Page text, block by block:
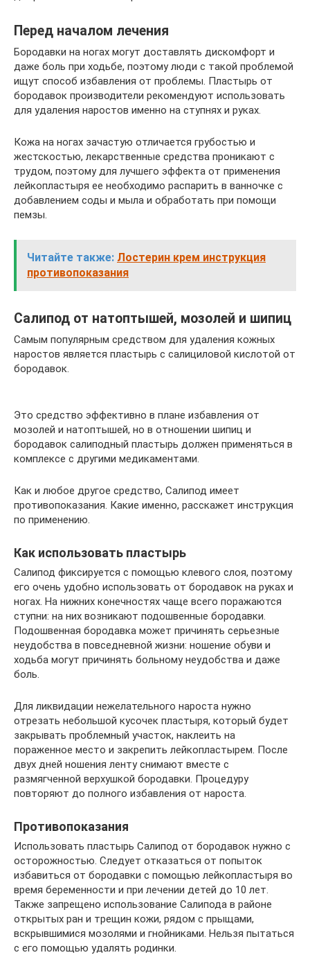
Перед началом лечения
Бородавки на ногах могут доставлять дискомфорт и
даже боль при ходьбе, поэтому люди с такой проблемой
ищут способ избавления от проблемы. Пластырь от
бородавок производители рекомендуют использовать
для удаления наростов именно на ступнях и руках.
Кожа на ногах зачастую отличается грубостью и
жестскостью, лекарственные средства проникают с
трудом, поэтому для лучшего эффекта от применения
лейкопластыря ее необходимо распарить в ванночке с
добавлением соды и мыла и обработать при помощи
пемзы.
Читайте также: Лостерин крем инструкция
противопоказания
Салипод от натоптышей, мозолей и шипиц
Самым популярным средством для удаления кожных
наростов является пластырь с салициловой кислотой от
бородавок.
Это средство эффективно в плане избавления от
мозолей и натоптышей, но в отношении шипиц и
бородавок салиподный пластырь должен применяться в
комплексе с другими медикаментами.
Как и любое другое средство, Салипод имеет
противопоказания. Какие именно, расскажет инструкция
по применению.
Как использовать пластырь
Салипод фиксируется с помощью клевого слоя, поэтому
его очень удобно использовать от бородавок на руках и
ногах. На нижних конечностях чаще всего поражаются
ступни: на них возникают подошвенные бородавки.
Подошвенная бородавка может причинять серьезные
неудобства в повседневной жизни: ношение обуви и
ходьба могут причинять больному неудобства и даже
боль.
Для ликвидации нежелательного нароста нужно
отрезать небольшой кусочек пластыря, который будет
закрывать проблемный участок, наклеить на
пораженное место и закрепить лейкопластырем. После
двух дней ношения ленту снимают вместе с
размягченной верхушкой бородавки. Процедуру
повторяют до полного избавления от нароста.
Противопоказания
Использовать пластырь Салипод от бородавок нужно с
осторожностью. Следует отказаться от попыток
избавиться от бородавки с помощью лейкопластыря во
время беременности и при лечении детей до 10 лет.
Также запрещено использование Салипода в районе
открытых ран и трещин кожи, рядом с прыщами,
вскрывшимися мозолями и гнойниками. Нельзя пытаться
с его помощью удалять родинки.